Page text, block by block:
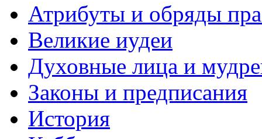
Атрибуты и обряды
Великие иудеи
Духовные лица и
Законы и предписания
История